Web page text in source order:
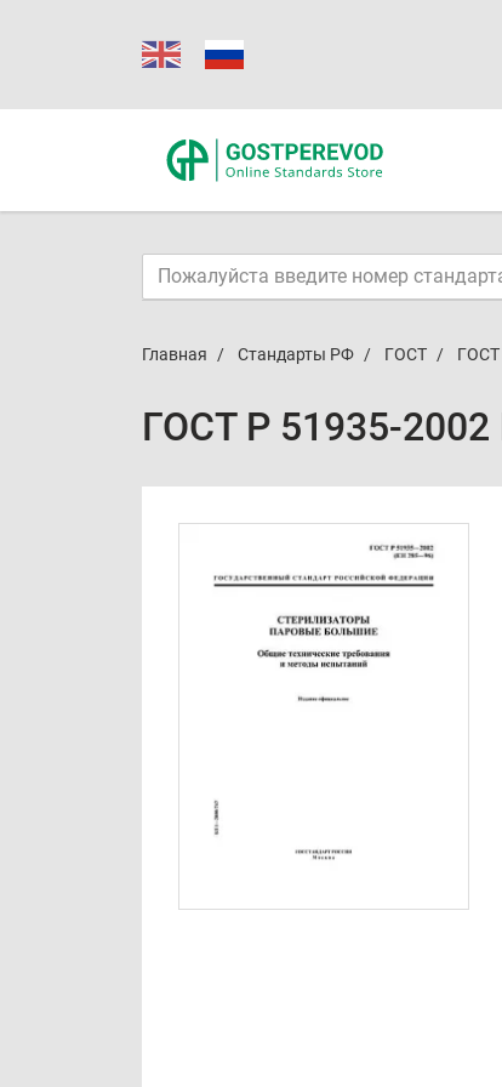
Главная Стандарты РФ ГОСТ ГОСТ
ГОСТ Р 51935-2002